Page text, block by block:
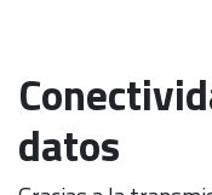
datos